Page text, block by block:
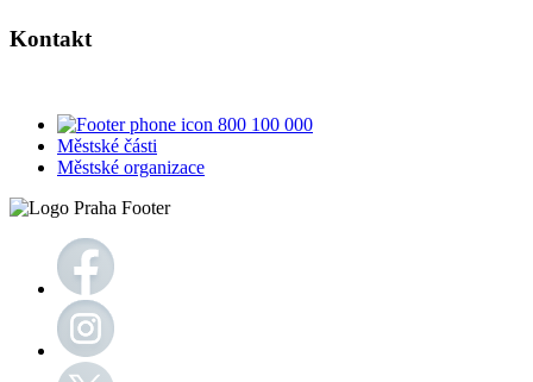
Kontakt
800 100 000
Městské části
Městské organizace